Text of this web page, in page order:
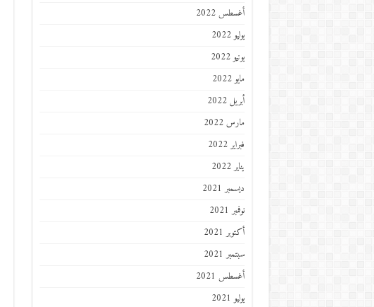
أغسطس 2022
يوليو 2022
يونيو 2022
مايو 2022
أبريل 2022
مارس 2022
فبراير 2022
يناير 2022
ديسمبر 2021
نوفمبر 2021
أكتوبر 2021
سبتمبر 2021
أغسطس 2021
يوليو 2021